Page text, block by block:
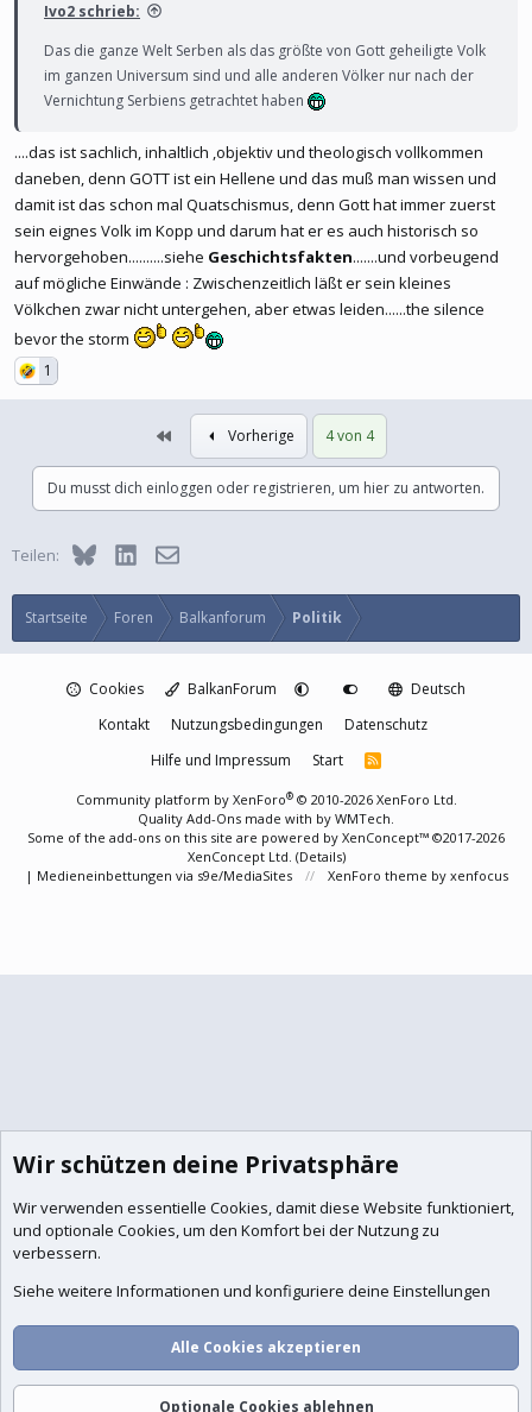
Ivo2 schrieb:
Das die ganze Welt Serben als das größte von Gott geheiligte Volk
im ganzen Universum sind und alle anderen Völker nur nach der
Vernichtung Serbiens getrachtet haben
....das ist sachlich, inhaltlich ,objektiv und theologisch vollkommen
daneben, denn GOTT ist ein Hellene und das muß man wissen und
damit ist das schon mal Quatschismus, denn Gott hat immer zuerst
sein eignes Volk im Kopp und darum hat er es auch historisch so
hervorgehoben..........siehe Geschichtsfakten.......und vorbeugend
auf mögliche Einwände : Zwischenzeitlich läßt er sein kleines
Völkchen zwar nicht untergehen, aber etwas leiden......the silence
bevor the storm
1
Erste Vorherige 4 von 4
Du musst dich einloggen oder registrieren, um hier zu antworten.
Teilen: BlueskyLinkedInE-Mail
Startseite Foren Balkanforum Politik
Cookies BalkanForum
Deutsch
Kontakt
Nutzungsbedingungen
Datenschutz
Hilfe und Impressum
Start
R
S
Community platform by XenForo® © 2010-2026 XenForo Ltd.
Quality Add-Ons made with by WMTech.
Some of the add-ons on this site are powered by XenConcept™ ©2017-2026
XenConcept Ltd. (Details)
| Medieneinbettungen via s9e/MediaSites XenForo theme by xenfocus
Wir schützen deine Privatsphäre
Wir verwenden essentielle Cookies, damit diese Website funktioniert,
und optionale Cookies, um den Komfort bei der Nutzung zu
verbessern.
Siehe weitere Informationen und konfiguriere deine Einstellungen
Alle Cookies akzeptieren
Optionale Cookies ablehnen